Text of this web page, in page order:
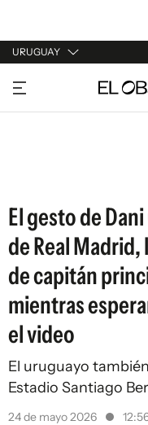
URUGUAY
URUGUAY
ARGENTINA
El gesto de
de Real
de capitán
mientras
el video
El uruguayo
Estadio Santiago
24 de mayo 2026